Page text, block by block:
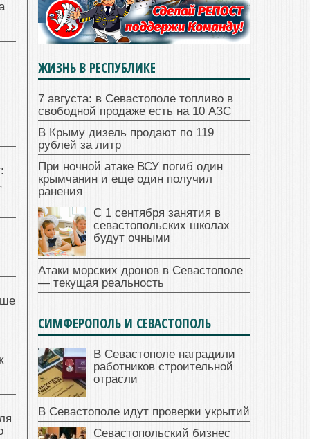
ЖИЗНЬ В РЕСПУБЛИКЕ
7 августа: в Севастополе топливо в
свободной продаже есть на 10 АЗС
В Крыму дизель продают по 119
рублей за литр
При ночной атаке ВСУ погиб один
крымчанин и еще один получил
ранения
С 1 сентября занятия в
севастопольских школах
будут очными
Атаки морских дронов в Севастополе
— текущая реальность
СИМФЕРОПОЛЬ И СЕВАСТОПОЛЬ
В Севастополе наградили
работников строительной
отрасли
В Севастополе идут проверки укрытий
Севастопольский бизнес